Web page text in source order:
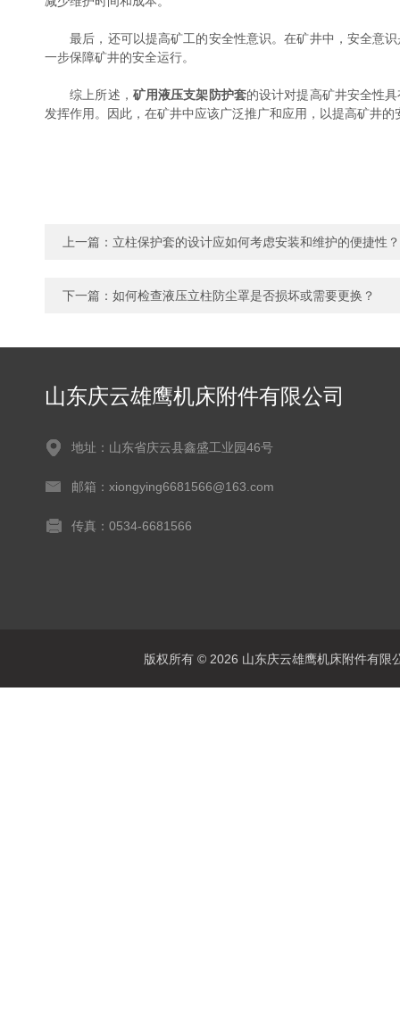
最后，还可以提高矿工的安全性意识。在矿井中，安全意识
一步保障矿井的安全运行。
综上所述， 矿用液压支架防护套的设计对提高矿井安全性
发挥作用。因此，在矿井中应该广泛推广和应用，以提高矿井的
上一篇： 立柱保护套的设计应如何考虑安装和维护的便捷性？
下一篇： 如何检查液压立柱防尘罩是否损坏或需要更换？
山东庆云雄鹰机床附件有限公司
地址：山东省庆云县鑫盛工业园46号
邮箱：xiongying6681566@163.com
传真：0534-6681566
版权所有 © 2026 山东庆云雄鹰机床附件有